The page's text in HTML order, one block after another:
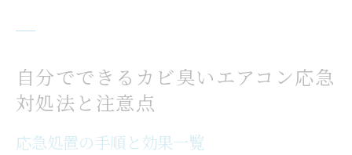
自分でできるカビ臭いエアコン応急
対処法と注意点
応急処置の手順と効果一覧